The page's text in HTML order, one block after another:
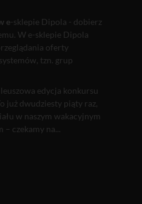
e-sklepie Dipola - dobierz
W e-sklepie Dipola
oferty
tzn. grup
edycja konkursu
już dwudziesty piąty raz,
w naszym wakacyjnym
czekamy na...